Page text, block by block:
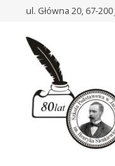
zakończenie
szkolnego
2024/2025
ul. Główna 20, 67-